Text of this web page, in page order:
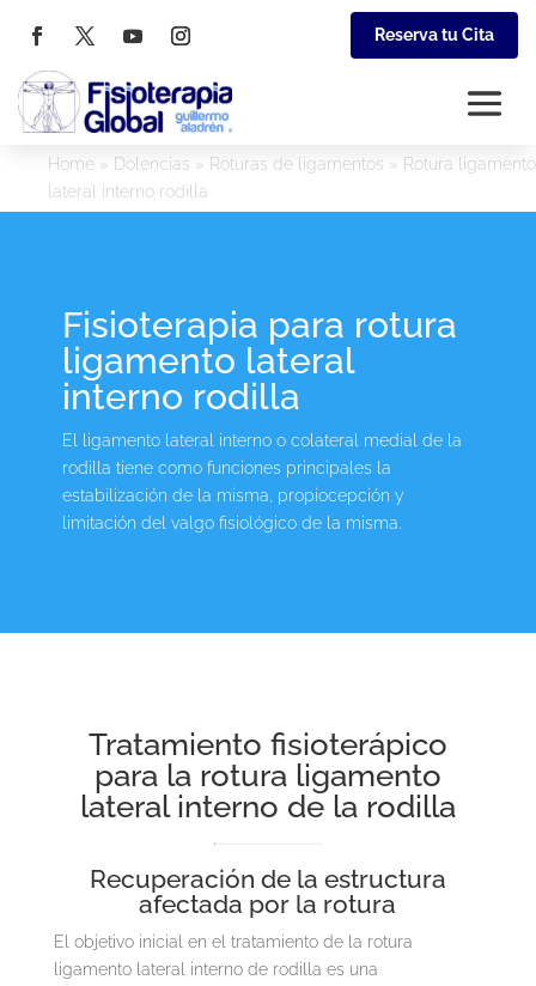
Reserva tu Cita
Home » Dolencias » Roturas de ligamentos » Rotura ligamento
lateral interno rodilla
Fisioterapia para rotura
ligamento lateral
interno rodilla
El ligamento lateral interno o colateral medial de la
rodilla tiene como funciones principales la
estabilización de la misma, propiocepción y
limitación del valgo fisiológico de la misma.
Tratamiento fisioterápico
para la rotura ligamento
lateral interno de la rodilla
Recuperación de la estructura
afectada por la rotura
El objetivo inicial en el tratamiento de la rotura
ligamento lateral interno de rodilla es una